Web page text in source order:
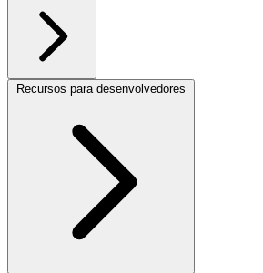
Recursos para desenvolvedores